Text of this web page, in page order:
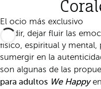
El ocio más exclusivo
Evadir, dejar fluir las
físico, espiritual y
sumergir en la
son algunas de las
para adultos We Happy